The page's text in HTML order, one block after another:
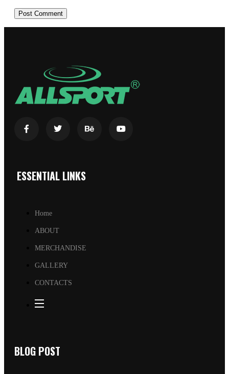
ESSENTIAL LINKS
Home
ABOUT
MERCHANDISE
GALLERY
CONTACTS
BLOG POST